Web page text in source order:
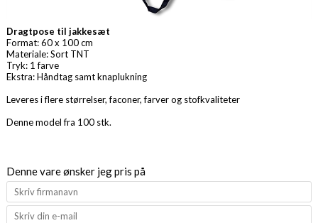
Dragtpose til jakkesæt
Format: 60 x 100 cm
Materiale: Sort TNT
Tryk: 1 farve
Ekstra: Håndtag samt knaplukning
Leveres i flere størrelser, faconer, farver og stofkvaliteter
Denne model fra 100 stk.
Denne vare ønsker jeg pris på